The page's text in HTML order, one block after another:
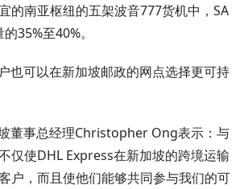
的南亚枢纽的五架波音777货机中，SA
35%至40%。
也可以在新加坡邮政的网点选择更可持
董事总经理Christopher Ong表示：与
仅使DHL Express在新加坡的跨境运输
户，而且使他们能够共同参与我们的可